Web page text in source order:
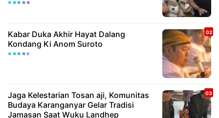
Kabar Duka Akhir Hayat Dalang
Kondang Ki Anom Suroto
Jaga Kelestarian Tosan aji, Komunitas
Budaya Karanganyar Gelar Tradisi
Jamasan Saat Wuku Landhep